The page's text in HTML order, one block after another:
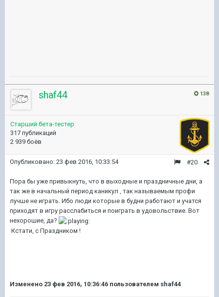
138
shaf44
Старший бета-тестер
317 публикаций
2 939 боёв
#20
Опубликовано: 23 фев 2016, 10:33:54
Пора бы уже привыкнуть, что в выходные и праздничные дни, а
так же в начальный период каникул , так называемым профи
лучше не играть. Ибо люди которые в будни работают и учатся
приходят в игру расслабиться и поиграть в удовольствие. Вот
нехорошие, да?
Кстати, с Праздником !
Изменено 23 фев 2016, 10:36:46 пользователем shaf44